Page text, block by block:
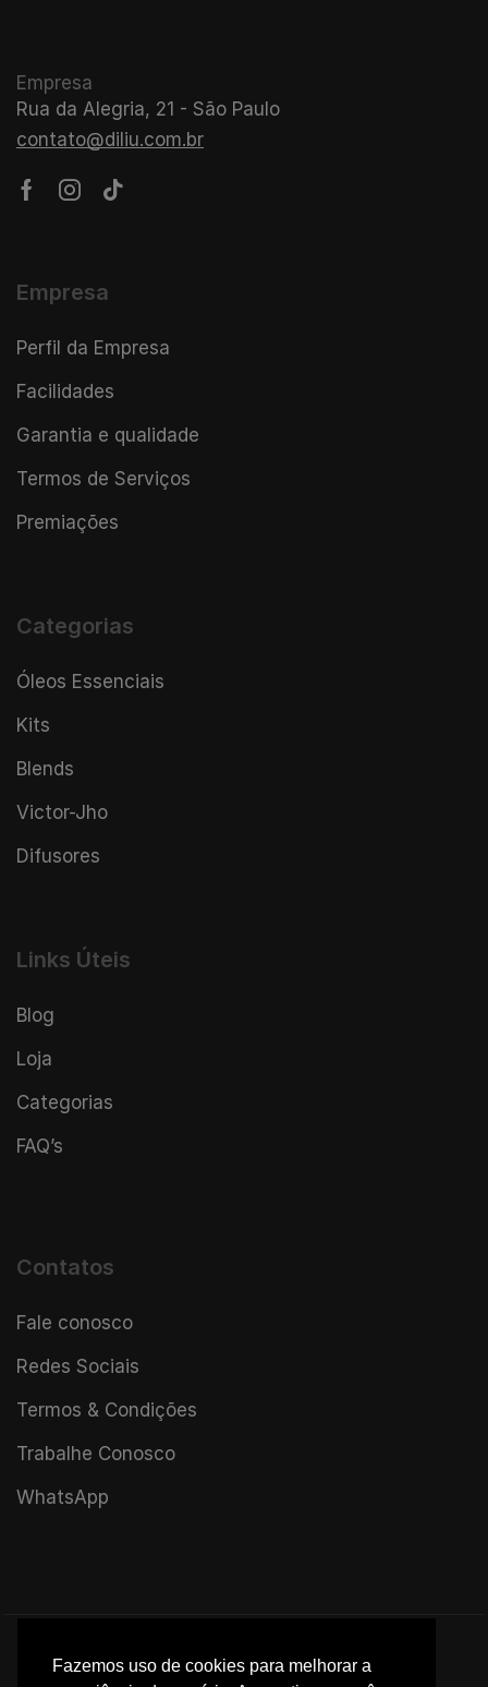
Empresa
Rua da Alegria, 21 - São Paulo
contato@diliu.com.br
Empresa
Perfil da Empresa
Facilidades
Garantia e qualidade
Termos de Serviços
Premiações
Categorias
Óleos Essenciais
Kits
Blends
Victor-Jho
Difusores
Links Úteis
Blog
Loja
Categorias
FAQ’s
Contatos
Fale conosco
Redes Sociais
Termos & Condições
Trabalhe Conosco
WhatsApp
© 2025 Di-Lui Aromaterapia
Fazemos uso de cookies para melhorar a